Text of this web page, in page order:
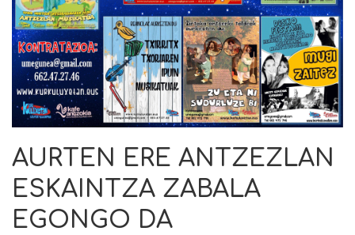
AURTEN ERE ANTZEZLAN
ESKAINTZA ZABALA
EGONGO DA